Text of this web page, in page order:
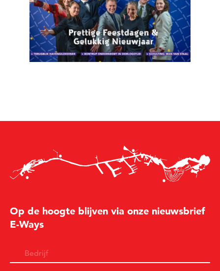
Op de hoogte blijven via onze nieuwsbrief
E-Ways